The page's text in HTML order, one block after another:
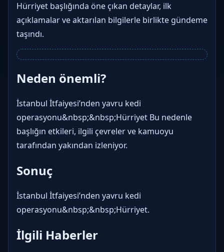
Hürriyet başlığında öne çıkan detaylar, ilk
açıklamalar ve aktarılan bilgilerle birlikte gündeme
taşındı.
Neden önemli?
İstanbul İtfaiyesi’nden yavru kedi
operasyonu&nbsp;&nbsp;Hürriyet Bu nedenle
başlığın etkileri, ilgili çevreler ve kamuoyu
tarafından yakından izleniyor.
Sonuç
İstanbul İtfaiyesi’nden yavru kedi
operasyonu&nbsp;&nbsp;Hürriyet.
İlgili Haberler